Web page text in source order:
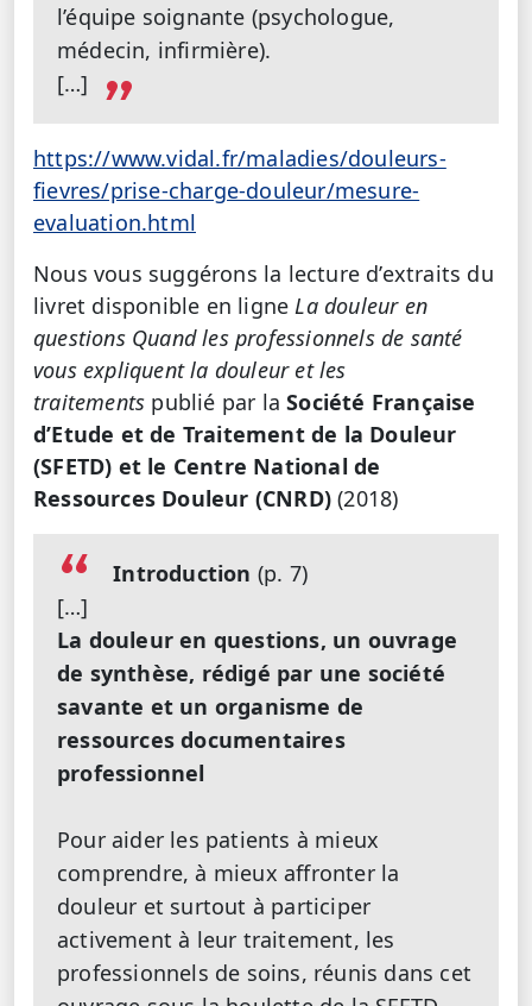
l’équipe soignante (psychologue,
médecin, infirmière).
[…]
https://www.vidal.fr/maladies/douleurs-
fievres/prise-charge-douleur/mesure-
evaluation.html
Nous vous suggérons la lecture d’extraits du
livret disponible en ligneLa douleur en
questions Quand les professionnels de santé
vous expliquent la douleur et les
traitements publié par laSociété Française
d’Etude et de Traitement de la Douleur
(SFETD) et le Centre National de
Ressources Douleur (CNRD) (2018)
Introduction (p. 7)
[…]
La douleur en questions, un ouvrage
de synthèse, rédigé par une société
savante et un organisme de
ressources documentaires
professionnel
Pour aider les patients à mieux
comprendre, à mieux affronter la
douleur et surtout à participer
activement à leur traitement, les
professionnels de soins, réunis dans cet